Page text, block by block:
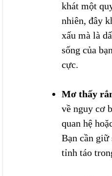
khát một
nhiên, đây
xấu mà là
sống của
cực.
Mơ thấy
về nguy cơ
quan hệ
Bạn cần giữ
tỉnh táo